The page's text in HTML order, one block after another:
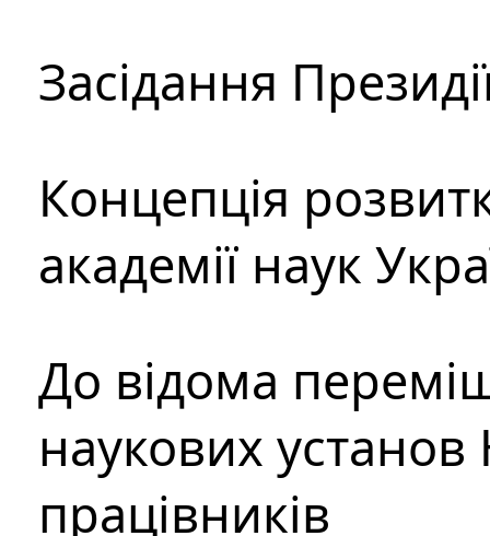
Засідання
Концепція
академії наук
До відома
наукових установ
працівників